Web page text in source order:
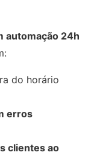
automação 24h
do horário
erros
clientes ao